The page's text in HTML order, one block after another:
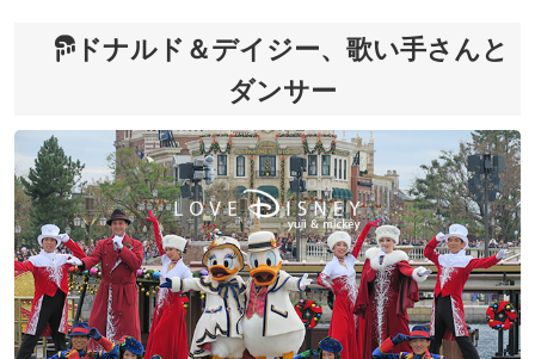
ドナルド＆デイジー、歌い手さんと
ダンサー